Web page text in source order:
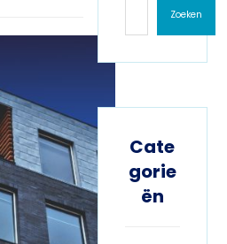
Zoeken
Cate
gorie
ën